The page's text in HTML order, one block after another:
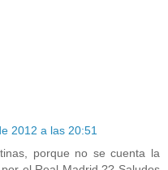
2012 a las 20:51
porque no se cuenta la